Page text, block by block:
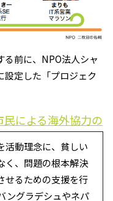
る前に、NPO法人シャ
定した「プロジェク
による海外協力の
活動理念に、貧しい
く、問題の根本解決
せるための支援を行
ングラデシュやネパ